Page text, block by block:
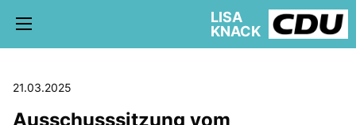
LISA
KNACK
21.03.2025
Ausschusssitzung vom